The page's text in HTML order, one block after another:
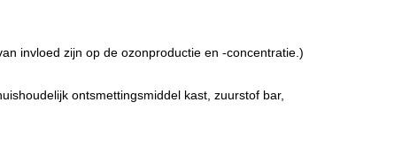
invloed zijn op de ozonproductie en -concentratie.)
ontsmettingsmiddel kast, zuurstof bar,